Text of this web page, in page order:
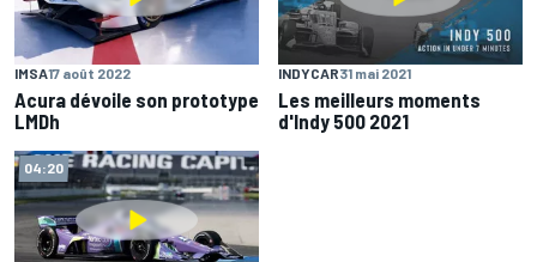
IMSA17 août 2022
Acura dévoile son prototype
LMDh
INDYCAR31 mai 2021
Les meilleurs moments
d'Indy 500 2021
04:20